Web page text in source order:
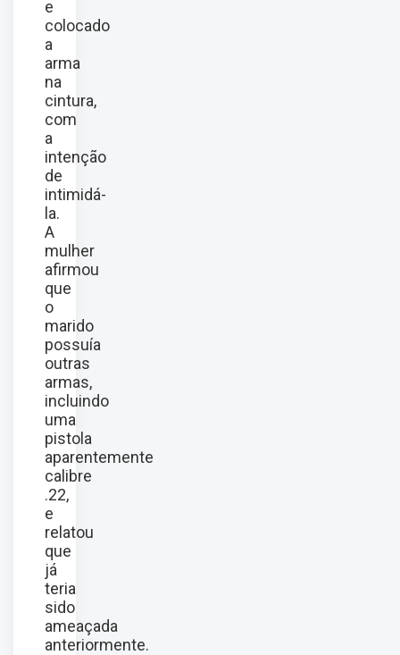
e
colocado
a
arma
na
cintura,
com
a
intenção
de
intimidá-
la.
A
mulher
afirmou
que
o
marido
possuía
outras
armas,
incluindo
uma
pistola
aparentemente
calibre
.22,
e
relatou
que
já
teria
sido
ameaçada
anteriormente.